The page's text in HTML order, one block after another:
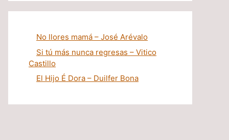
No llores mamá – José Arévalo
Si tú más nunca regresas – Vitico
Castillo
El Hijo É Dora – Duilfer Bona